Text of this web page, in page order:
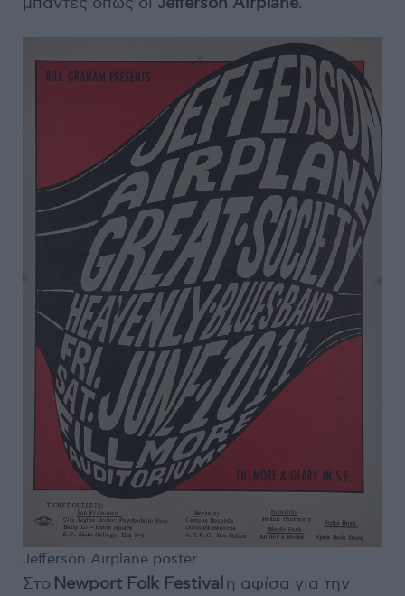
Jefferson Airplane poster
Στο Newport Folk Festivalη αφίσα για την